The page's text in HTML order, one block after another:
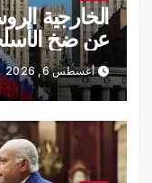
الخارجية
عن ضخ
النازي
أغسطس 6, 2026